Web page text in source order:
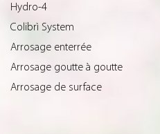
Hydro-4
Colibrì System
Arrosage enterrée
Arrosage goutte à goutte
Arrosage de surface